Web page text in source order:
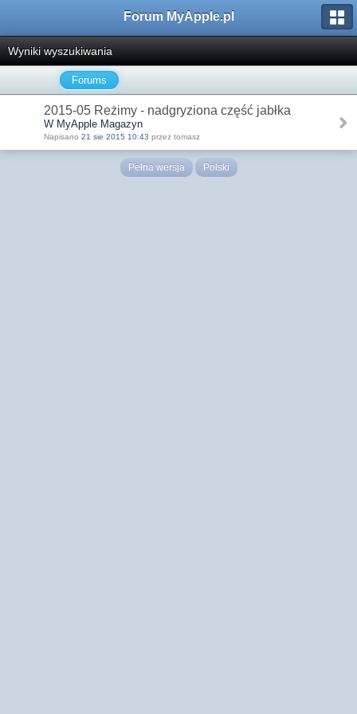
Forum MyApple.pl
Wyniki wyszukiwania
Forums
2015-05 Reżimy - nadgryziona część jabłka
W MyApple Magazyn
Napisano 21 sie 2015 10:43 przez tomasz
Pełna wersja Polski